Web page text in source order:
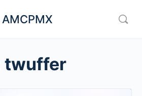
AMCPMX
twuffer